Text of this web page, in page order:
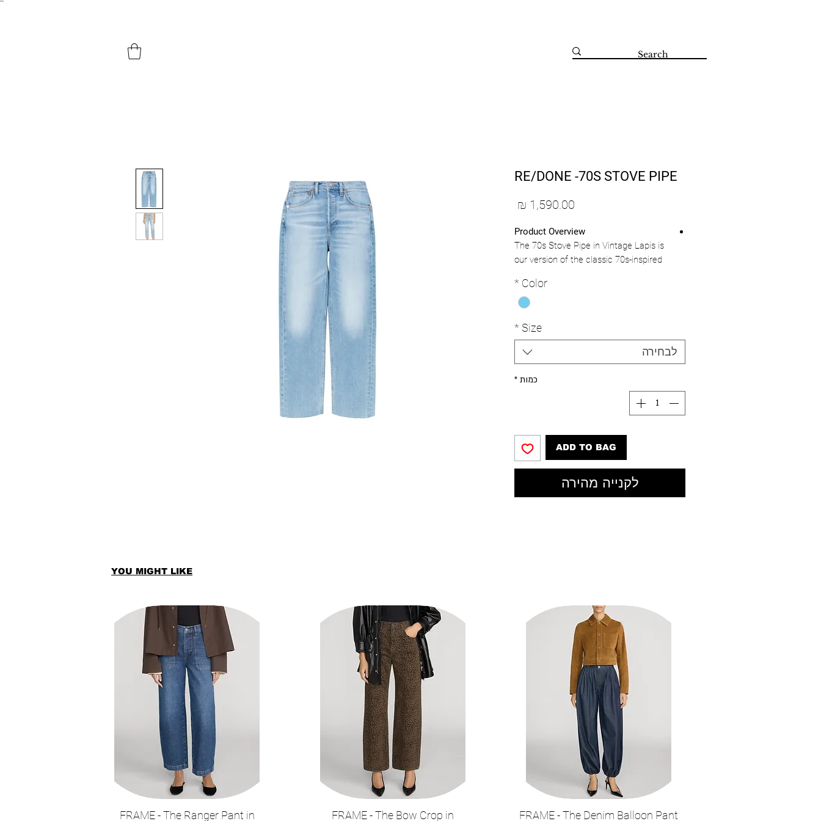
``​
RE/DONE -70S STOVE PIPE
Product Overview
The 70s Stove Pipe in Vintage Lapis is
our version of the classic 70s-inspired
Features whiskered vintage inspired
wash in rigid denim, a classic button fly,
Color
*
Size
*
לבחירה
כמות *
ADD TO BAG
לקנייה מהירה
תצוגה מהירה
FRAME - The Denim Balloon Pant
תצוגה מהירה
FRAME - The Bow Crop in
תצוגה מהירה
FRAME - The Ranger Pant in
YOU MIGHT LIKE